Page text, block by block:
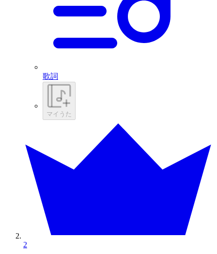
歌詞
マイうた
2